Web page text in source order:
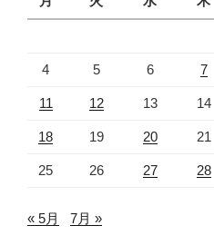
4 5 6 7
11 12 13 14
18 19 20 21
25 26 27 28
« 5月 7月 »